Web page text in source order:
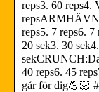
reps3. 60 reps4.
reps5. 7 reps6.
20 sek3. 30
40 reps6. 45
går för dig💪🏻